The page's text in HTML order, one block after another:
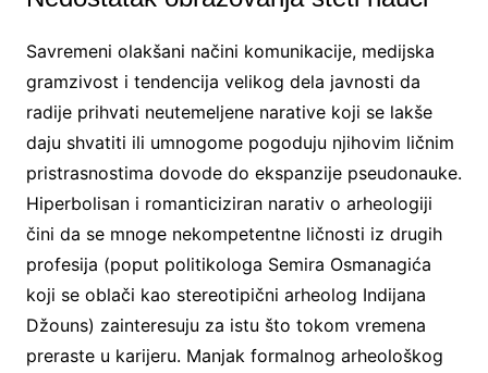
Savremeni olakšani načini komunikacije, medijska
gramzivost i tendencija velikog dela javnosti da
radije prihvati neutemeljene narative koji se lakše
daju shvatiti ili umnogome pogoduju njihovim ličnim
pristrasnostima dovode do ekspanzije pseudonauke.
Hiperbolisan i romanticiziran narativ o arheologiji
čini da se mnoge nekompetentne ličnosti iz drugih
profesija (poput politikologa Semira Osmanagića
koji se oblači kao stereotipični arheolog Indijana
Džouns) zainteresuju za istu što tokom vremena
preraste u karijeru. Manjak formalnog arheološkog